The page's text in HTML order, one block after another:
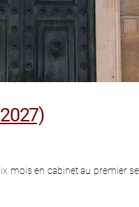
mois en cabinet au